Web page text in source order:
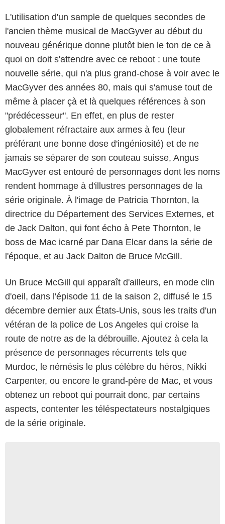
L'utilisation d'un sample de quelques secondes de
l'ancien thème musical de MacGyver au début du
nouveau générique donne plutôt bien le ton de ce à
quoi on doit s'attendre avec ce reboot : une toute
nouvelle série, qui n'a plus grand-chose à voir avec le
MacGyver des années 80, mais qui s'amuse tout de
même à placer çà et là quelques références à son
"prédécesseur". En effet, en plus de rester
globalement réfractaire aux armes à feu (leur
préférant une bonne dose d'ingéniosité) et de ne
jamais se séparer de son couteau suisse, Angus
MacGyver est entouré de personnages dont les noms
rendent hommage à d'illustres personnages de la
série originale. À l'image de Patricia Thornton, la
directrice du Département des Services Externes, et
de Jack Dalton, qui font écho à Pete Thornton, le
boss de Mac icarné par Dana Elcar dans la série de
l'époque, et au Jack Dalton de Bruce McGill .
Un Bruce McGill qui apparaît d'ailleurs, en mode clin
d'oeil, dans l'épisode 11 de la saison 2, diffusé le 15
décembre dernier aux États-Unis, sous les traits d'un
vétéran de la police de Los Angeles qui croise la
route de notre as de la débrouille. Ajoutez à cela la
présence de personnages récurrents tels que
Murdoc, le némésis le plus célèbre du héros, Nikki
Carpenter, ou encore le grand-père de Mac, et vous
obtenez un reboot qui pourrait donc, par certains
aspects, contenter les téléspectateurs nostalgiques
de la série originale.